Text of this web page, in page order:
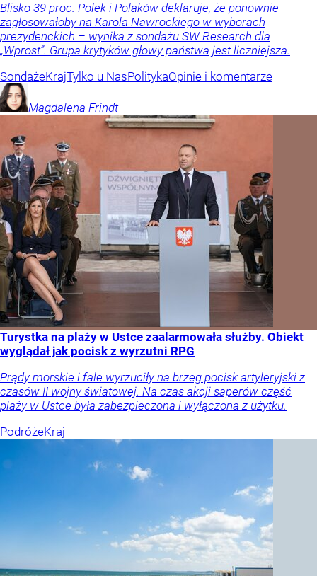
Blisko 39 proc. Polek i Polaków deklaruje, że ponownie
zagłosowałoby na Karola Nawrockiego w wyborach
prezydenckich – wynika z sondażu SW Research dla
„Wprost”. Grupa krytyków głowy państwa jest liczniejsza.
SondażeKrajTylko u NasPolitykaOpinie i komentarze
Magdalena Frindt
Turystka na plaży w Ustce zaalarmowała służby. Obiekt
wyglądał jak pocisk z wyrzutni RPG
Prądy morskie i fale wyrzuciły na brzeg pocisk artyleryjski z
czasów II wojny światowej. Na czas akcji saperów część
plaży w Ustce była zabezpieczona i wyłączona z użytku.
PodróżeKraj